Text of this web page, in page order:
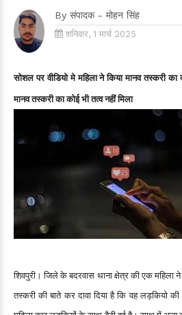
By संपादक - मोहन सिंह
शनिवार, 1 मार्च 2025
सोशल पर वीडियो मे महिला ने किया मानव तस्करी का
मानव तस्करी का कोई भी तत्व नहीं मिला
शिवपुरी। जिले के बदरवास थाना क्षेत्र की एक महिला
तस्करी की बाते कर दावा दिया है कि वह लड़कियो